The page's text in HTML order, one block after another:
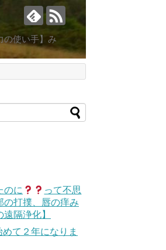
の使い手】み
のに
って不思
の打撲、唇の痒み
隔浄化】
て２年になりま